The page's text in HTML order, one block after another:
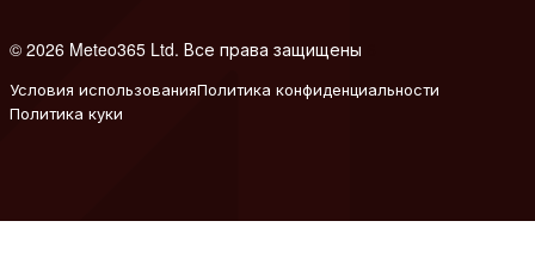
© 2026 Meteo365 Ltd. Все права защищены
Условия использованияПолитика конфиденциальности
Политика куки